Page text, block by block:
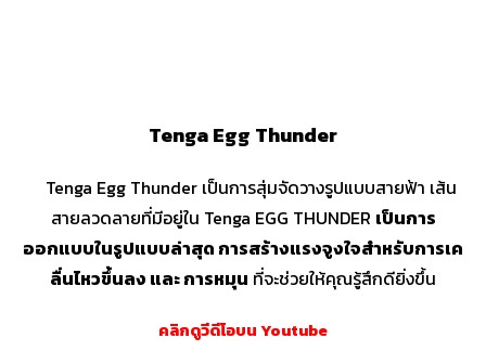
Tenga Egg Thunder
Tenga Egg Thunder เป็นการสุ่มจัดวางรูปแบบสายฟ้า เส้น
สายลวดลายที่มีอยู่ใน Tenga EGG THUNDER เป็นการ
ออกแบบในรูปแบบล่าสุด การสร้างแรงจูงใจสำหรับการเค
ลื่นไหวขึ้นลง และ การหมุน ที่จะช่วยให้คุณรู้สึกดียิ่งขึ้น
คลิกดูวีดีโอบน Youtube